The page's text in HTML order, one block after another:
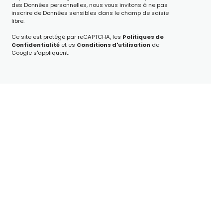
des Données personnelles, nous vous invitons à ne pas
inscrire de Données sensibles dans le champ de saisie
libre.
Ce site est protégé par reCAPTCHA, les Politiques de
Confidentialitéet es Conditions d'utilisation de
Google s'appliquent.